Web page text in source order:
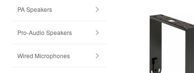
PA Speakers
Pro-Audio Speakers
Wired Microphones